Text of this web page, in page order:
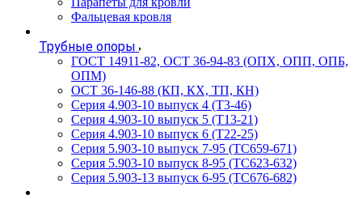
Фальцевая кровля
Трубные опоры
ГОСТ 14911-82, ОСТ 36-94-83 (ОПХ, ОПП, ОПБ,
ОПМ)
ОСТ 36-146-88 (КП, КХ, ТП, КН)
Серия 4.903-10 выпуск 4 (Т3-46)
Серия 4.903-10 выпуск 5 (Т13-21)
Серия 4.903-10 выпуск 6 (Т22-25)
Серия 5.903-10 выпуск 7-95 (ТС659-671)
Серия 5.903-10 выпуск 8-95 (ТС623-632)
Серия 5.903-13 выпуск 6-95 (ТС676-682)